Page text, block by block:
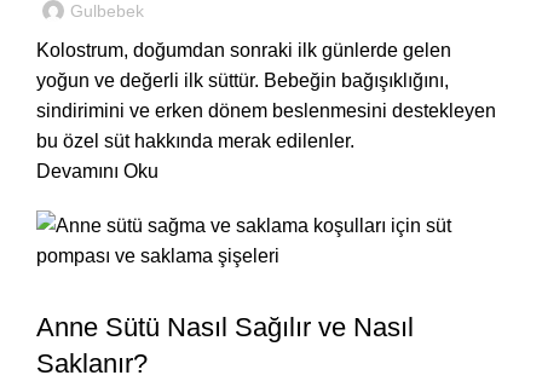
Gulbebek
Kolostrum, doğumdan sonraki ilk günlerde gelen
yoğun ve değerli ilk süttür. Bebeğin bağışıklığını,
sindirimini ve erken dönem beslenmesini destekleyen
bu özel süt hakkında merak edilenler.
Devamını Oku
Anne Sütü Nasıl Sağılır ve Nasıl
Saklanır?